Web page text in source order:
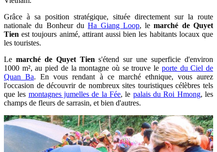
Grâce à sa position stratégique, située directement sur la route
nationale du Bonheur duHa Giang Loop, lemarché de Quyet
Tien est toujours animé, attirant aussi bien les habitants locaux que
les touristes.
Le marché de Quyet Tien s'étend sur une superficie d'environ
1000 m², au pied de la montagne où se trouve le porte du Ciel de
Quan Ba. En vous rendant à ce marché ethnique, vous aurez
l'occasion de découvrir de nombreux sites touristiques célèbres tels
que les montagnes jumelles de la Fée, le palais du Roi Hmong, les
champs de fleurs de sarrasin, et bien d'autres.